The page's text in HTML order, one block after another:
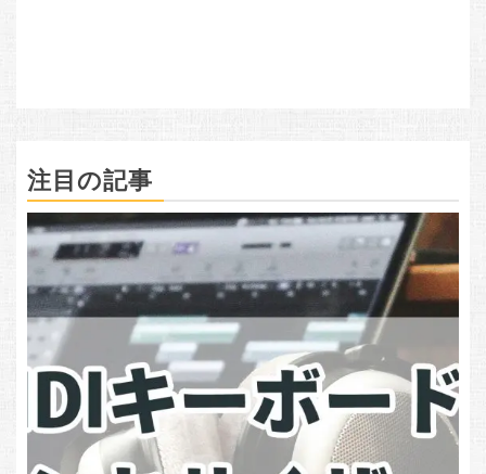
注目の記事